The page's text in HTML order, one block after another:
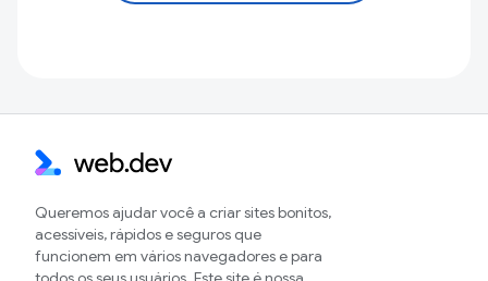
Queremos ajudar você a criar sites bonitos,
acessíveis, rápidos e seguros que
funcionem em vários navegadores e para